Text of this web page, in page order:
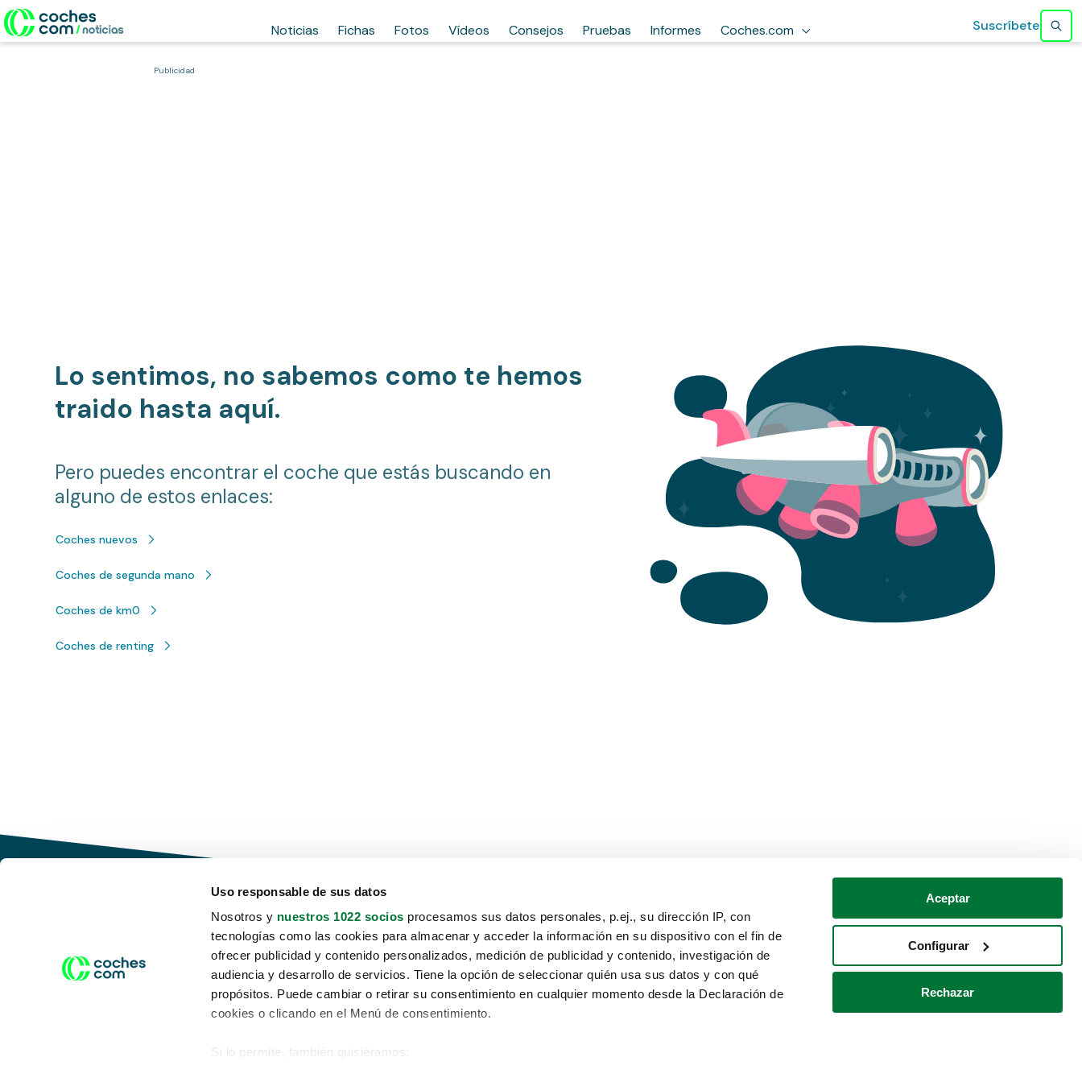
Uso responsable de sus datos
Nosotros y nuestros 1022 socios procesamos sus datos personales, p.ej., su dirección IP, con
tecnologías como las cookies para almacenar y acceder la información en su dispositivo con el fin de
ofrecer publicidad y contenido personalizados, medición de publicidad y contenido, investigación de
audiencia y desarrollo de servicios. Tiene la opción de seleccionar quién usa sus datos y con qué
propósitos. Puede cambiar o retirar su consentimiento en cualquier momento desde la Declaración de
cookies o clicando en el Menú de consentimiento.
Si lo permite, también quisiéramos:
Aceptar
Configurar
Rechazar
Noticias Fichas Fotos Vídeos Consejos Pruebas Informes Coches.com Suscríbete
Publicidad
Lo sentimos, no sabemos como te hemos
traido hasta aquí.
Pero puedes encontrar el coche que estás buscando en
alguno de estos enlaces:
Coches nuevos
Coches de segunda mano
Coches de km0
Coches de renting
Conduce tu futuro,
desata tu movilidad